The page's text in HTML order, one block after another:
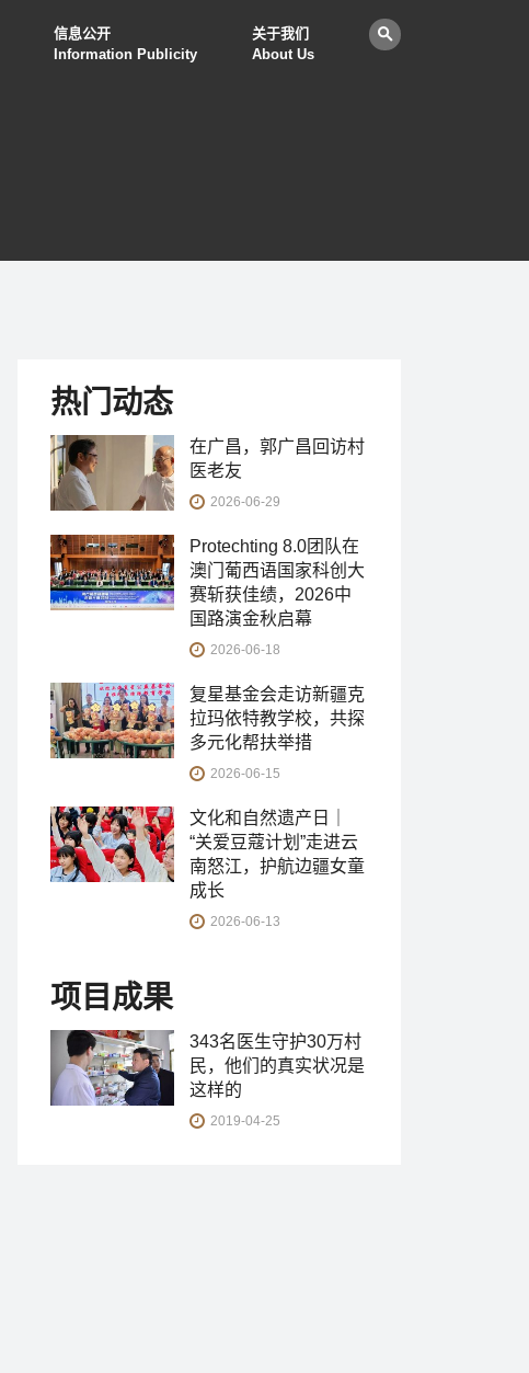
信息公开
Information Publicity
关于我们
About Us
热门动态
在广昌，郭广昌回访村
医老友
2026-06-29
Protechting 8.0团队在
澳门葡西语国家科创大
赛斩获佳绩，2026中
国路演金秋启幕
2026-06-18
复星基金会走访新疆克
拉玛依特教学校，共探
多元化帮扶举措
2026-06-15
文化和自然遗产日｜
“关爱豆蔻计划”走进云
南怒江，护航边疆女童
成长
2026-06-13
项目成果
343名医生守护30万村
民，他们的真实状况是
这样的
2019-04-25